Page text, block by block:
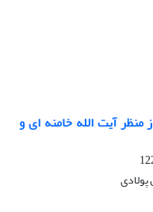
آیت الله خامنه ای و